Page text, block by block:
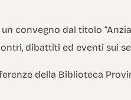
convegno dal titolo
dibattiti ed eventi sui
della Biblioteca